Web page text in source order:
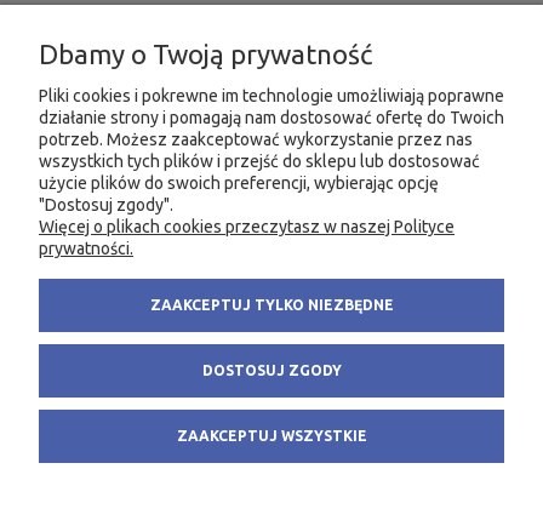
INFORMACJE
MOJE KONTO
PRODUKTY
KONTAKT
info@fachowa.pl
KSIĘGARNIA FACHOWA.PL
80-299 Gdańsk
NIP: 584-182-39-49
Dbamy o Twoją prywatność
Pliki cookies i pokrewne im technologie umożliwiają poprawne
działanie strony i pomagają nam dostosować ofertę do Twoich
potrzeb. Możesz zaakceptować wykorzystanie przez nas
wszystkich tych plików i przejść do sklepu lub dostosować
użycie plików do swoich preferencji, wybierając opcję
"Dostosuj zgody".
Więcej o plikach cookies przeczytasz w naszej Polityce
prywatności.
ZAAKCEPTUJ TYLKO NIEZBĘDNE
DOSTOSUJ ZGODY
ZAAKCEPTUJ WSZYSTKIE